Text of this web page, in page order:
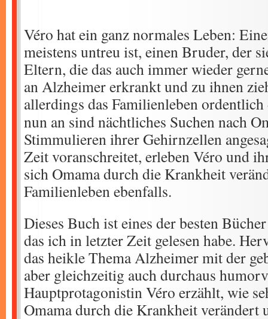
Véro hat ein ganz normales Leben:
meistens untreu ist, einen Bruder, der
Eltern, die das auch immer wieder
an Alzheimer erkrankt und zu ihnen
allerdings das Familienleben
nun an sind nächtliches Suchen nach
Stimmulieren ihrer Gehirnzellen
Zeit voranschreitet, erleben Véro und
sich Omama durch die Krankheit
Familienleben ebenfalls.
Dieses Buch ist eines der besten
das ich in letzter Zeit gelesen habe.
das heikle Thema Alzheimer mit der
aber gleichzeitig auch durchaus
Hauptprotagonistin Véro erzählt, wie
Omama durch die Krankheit verändert